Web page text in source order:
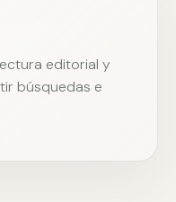
editorial y
búsquedas e